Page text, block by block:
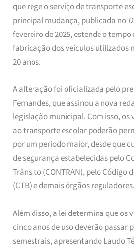
que rege o serviço de transporte
principal mudança, publicada no
fevereiro de 2025, estende o
fabricação dos veículos utilizados
20 anos.
A alteração foi oficializada pelo
Fernandes, que assinou a nova
legislação municipal. Com isso, os
ao transporte escolar poderão
por um período maior, desde que
de segurança estabelecidas pelo
Trânsito (CONTRAN), pelo Código
(CTB) e demais órgãos reguladores.
Além disso, a lei determina que os
cinco anos de uso deverão passar
semestrais, apresentando Laudo